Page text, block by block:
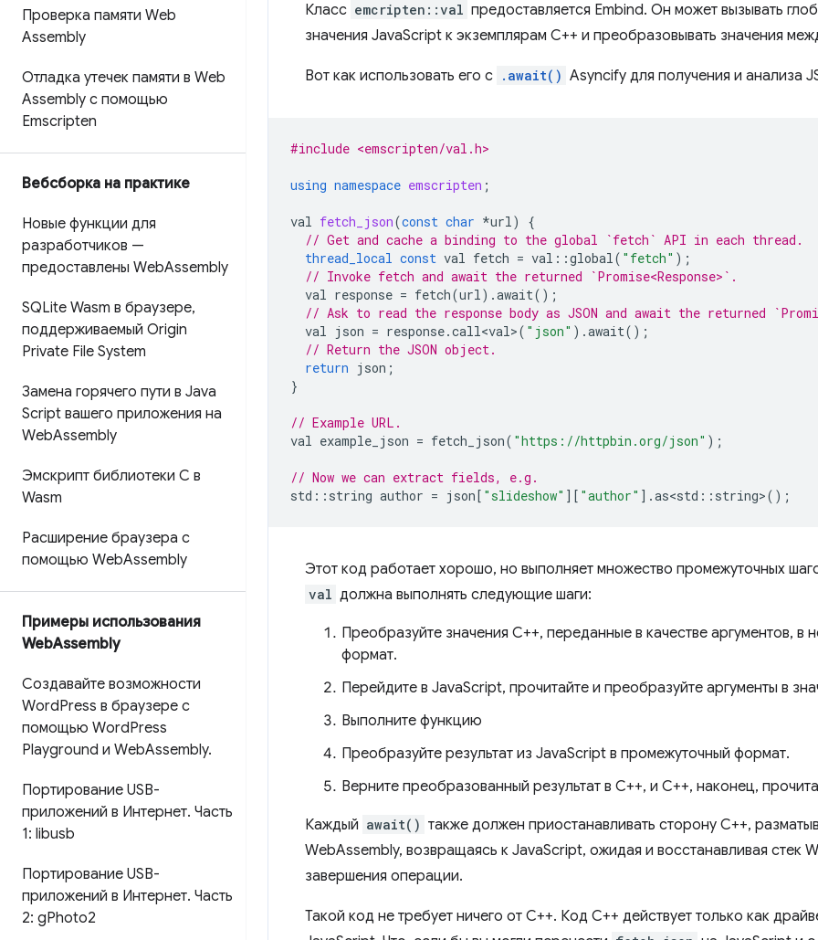
Проверка памяти Web
Assembly
Отладка утечек памяти в Web
Assembly с помощью
Emscripten
Вебсборка на практике
Новые функции для
разработчиков —
предоставлены WebAssembly
SQLite Wasm в браузере,
поддерживаемый Origin
Private File System
Замена горячего пути в Java
Script вашего приложения на
WebAssembly
Эмскрипт библиотеки C в
Wasm
Расширение браузера с
помощью WebAssembly
Примеры использования
WebAssembly
Создавайте возможности
WordPress в браузере с
помощью WordPress
Playground и WebAssembly.
Портирование USB-
приложений в Интернет. Часть
1: libusb
Портирование USB-
приложений в Интернет. Часть
2: gPhoto2
Класс emcripten::val предоставляется Embind. Он может вызывать
значения JavaScript к экземплярам C++ и преобразовывать значения
Вот как использовать его с .await() Asyncify для получения и анализа
#include <emscripten/val.h>
using namespace emscripten ;
val fetch_json(const char *url)
{
// Get and cache a binding to the global `fetch` API in each thread.
thread_local const val fetch = val ::global( "fetch" );
// Invoke fetch and await the returned `Promise<Response>`.
val response = fetch(url).await();
// Ask to read the response body as JSON and await the returned
val json = response.call<val>( "json" ).await();
// Return the JSON object.
return json ;
}
// Example URL.
val example_json = fetch_json( "https://httpbin.org/json" );
// Now we can extract fields, e.g.
std :: string author = json[ "slideshow" ][ "author" ].as<std :: string>();
Этот код работает хорошо, но выполняет множество промежуточных
val должна выполнять следующие шаги:
Преобразуйте значения C++, переданные в качестве аргументов, в
формат.
Перейдите в JavaScript, прочитайте и преобразуйте аргументы в
Выполните функцию
Преобразуйте результат из JavaScript в промежуточный формат.
Верните преобразованный результат в C++, и C++, наконец,
Каждый await() также должен приостанавливать сторону C++,
WebAssembly, возвращаясь к JavaScript, ожидая и восстанавливая стек
завершения операции.
Такой код не требует ничего от C++. Код C++ действует только как